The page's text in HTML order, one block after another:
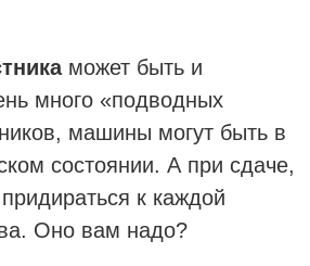
может быть и
много «подводных
машины могут быть в
состоянии. А при сдаче,
к каждой
Оно вам надо?